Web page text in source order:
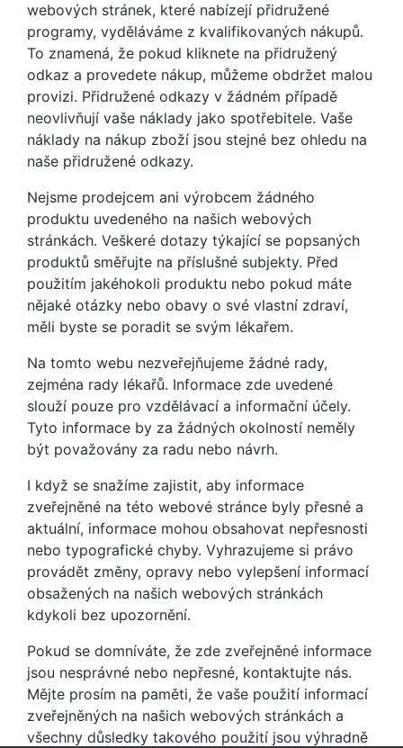
webových stránek, které nabízejí přidružené
programy, vyděláváme z kvalifikovaných nákupů.
To znamená, že pokud kliknete na přidružený
odkaz a provedete nákup, můžeme obdržet malou
provizi. Přidružené odkazy v žádném případě
neovlivňují vaše náklady jako spotřebitele. Vaše
náklady na nákup zboží jsou stejné bez ohledu na
naše přidružené odkazy.
Nejsme prodejcem ani výrobcem žádného
produktu uvedeného na našich webových
stránkách. Veškeré dotazy týkající se popsaných
produktů směřujte na příslušné subjekty. Před
použitím jakéhokoli produktu nebo pokud máte
nějaké otázky nebo obavy o své vlastní zdraví,
měli byste se poradit se svým lékařem.
Na tomto webu nezveřejňujeme žádné rady,
zejména rady lékařů. Informace zde uvedené
slouží pouze pro vzdělávací a informační účely.
Tyto informace by za žádných okolností neměly
být považovány za radu nebo návrh.
I když se snažíme zajistit, aby informace
zveřejněné na této webové stránce byly přesné a
aktuální, informace mohou obsahovat nepřesnosti
nebo typografické chyby. Vyhrazujeme si právo
provádět změny, opravy nebo vylepšení informací
obsažených na našich webových stránkách
kdykoli bez upozornění.
Pokud se domníváte, že zde zveřejněné informace
jsou nesprávné nebo nepřesné, kontaktujte nás.
Mějte prosím na paměti, že vaše použití informací
zveřejněných na našich webových stránkách a
všechny důsledky takového použití jsou výhradně